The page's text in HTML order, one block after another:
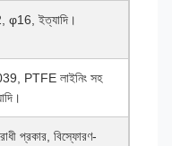
ইত্যাদি।
PTFE লাইনিং সহ
প্রকার, বিস্ফোরণ-